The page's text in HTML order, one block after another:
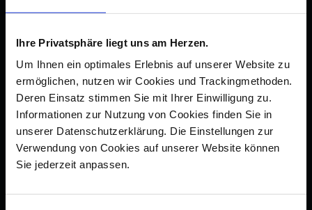
Ihre Privatsphäre liegt uns am Herzen.
Um Ihnen ein optimales Erlebnis auf unserer Website zu
ermöglichen, nutzen wir Cookies und Trackingmethoden.
Deren Einsatz stimmen Sie mit Ihrer Einwilligung zu.
Informationen zur Nutzung von Cookies finden Sie in
unserer Datenschutzerklärung. Die Einstellungen zur
Verwendung von Cookies auf unserer Website können
Sie jederzeit anpassen.